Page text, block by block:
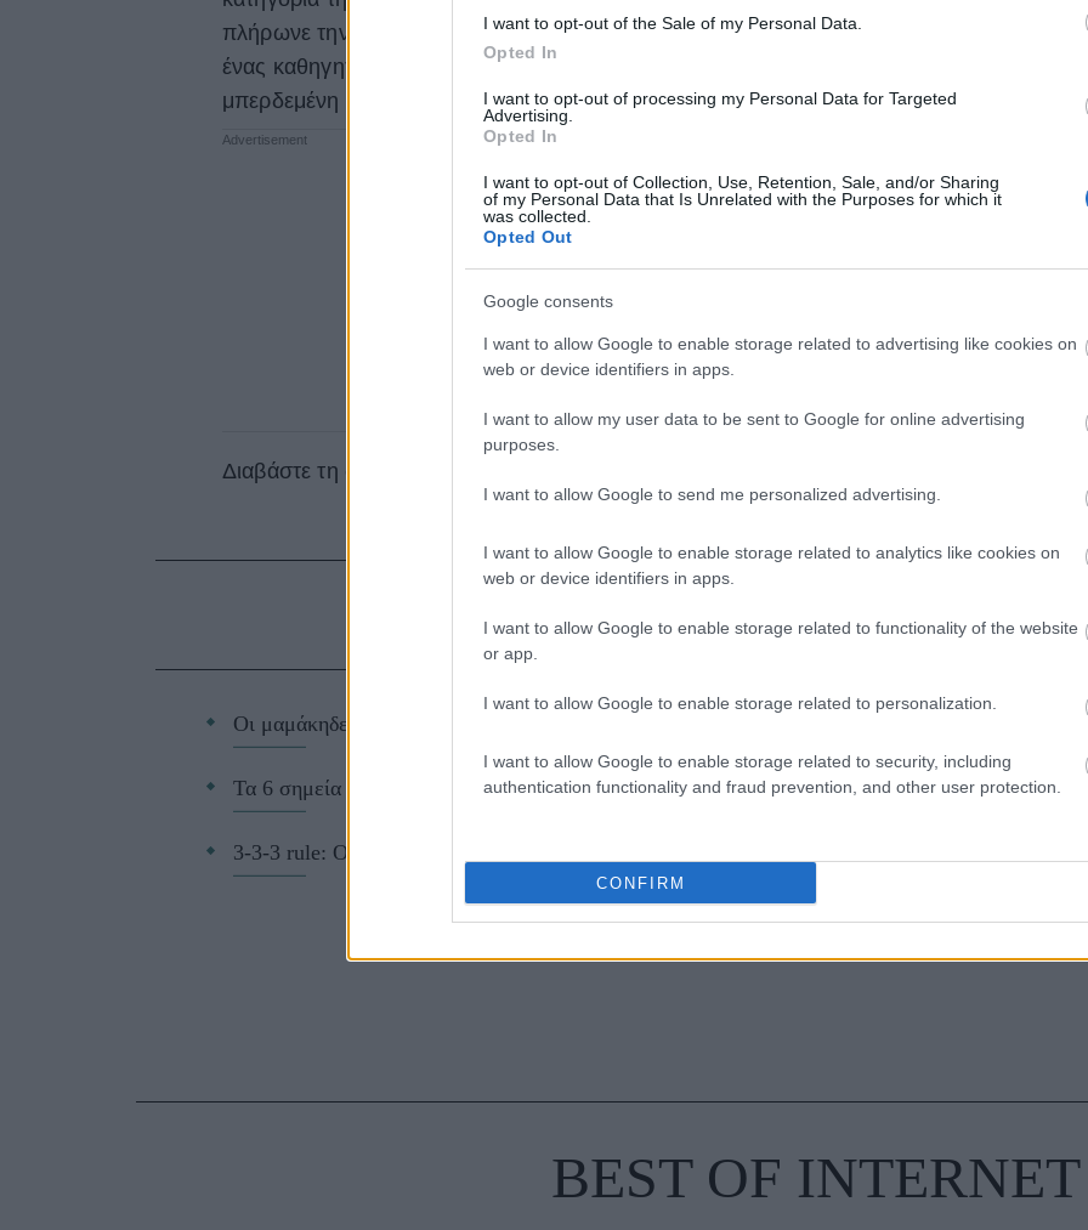
I want to opt-out of the Sale of my Personal Data.
Opted In
I want to opt-out of processing my Personal Data for Targeted
Advertising.
Opted In
I want to opt-out of Collection, Use, Retention, Sale, and/or Sharing
of my Personal Data that Is Unrelated with the Purposes for which it
was collected.
Opted Out
Google consents
I want to allow Google to enable storage related to advertising like cookies on
web or device identifiers in apps.
I want to allow my user data to be sent to Google for online advertising
purposes.
I want to allow Google to send me personalized advertising.
I want to allow Google to enable storage related to analytics like cookies on
web or device identifiers in apps.
I want to allow Google to enable storage related to functionality of the website
or app.
I want to allow Google to enable storage related to personalization.
I want to allow Google to enable storage related to security, including
authentication functionality and fraud prevention, and other user protection.
CONFIRM
πλήρωνε την εγγύηση της αποφυλάκισης του για να του ανακοινώσει ότι ο πατέρας του,
ένας καθηγητής μαθηματικών, είχε πεθάνει το προηγούμενο βράδυ σε αυτοκινητιστικό.
μπερδεμένη εφηβεία του Κέιβ κορυφωνόταν στην απώλεια.
Διαβάστε τη συνέχεια στο
ΔΙΑΒΑΖΟΝΤΑΙ ΤΩΡΑ
Οι μαμάκηδες του ζωδιακού: Αυτά τα ζώδια είναι συνήθως κολλημένα στη μαμά τους
Τα 6 σημεία του σπιτιού που δεν χρειάζεται να καθαρίζεις κάθε εβδομάδα
3-3-3 rule: Ο κανόνας που θα αλλάξει τον τρόπο που ντύνεσαι
BEST OF INTERNET